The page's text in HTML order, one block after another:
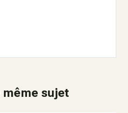
même sujet